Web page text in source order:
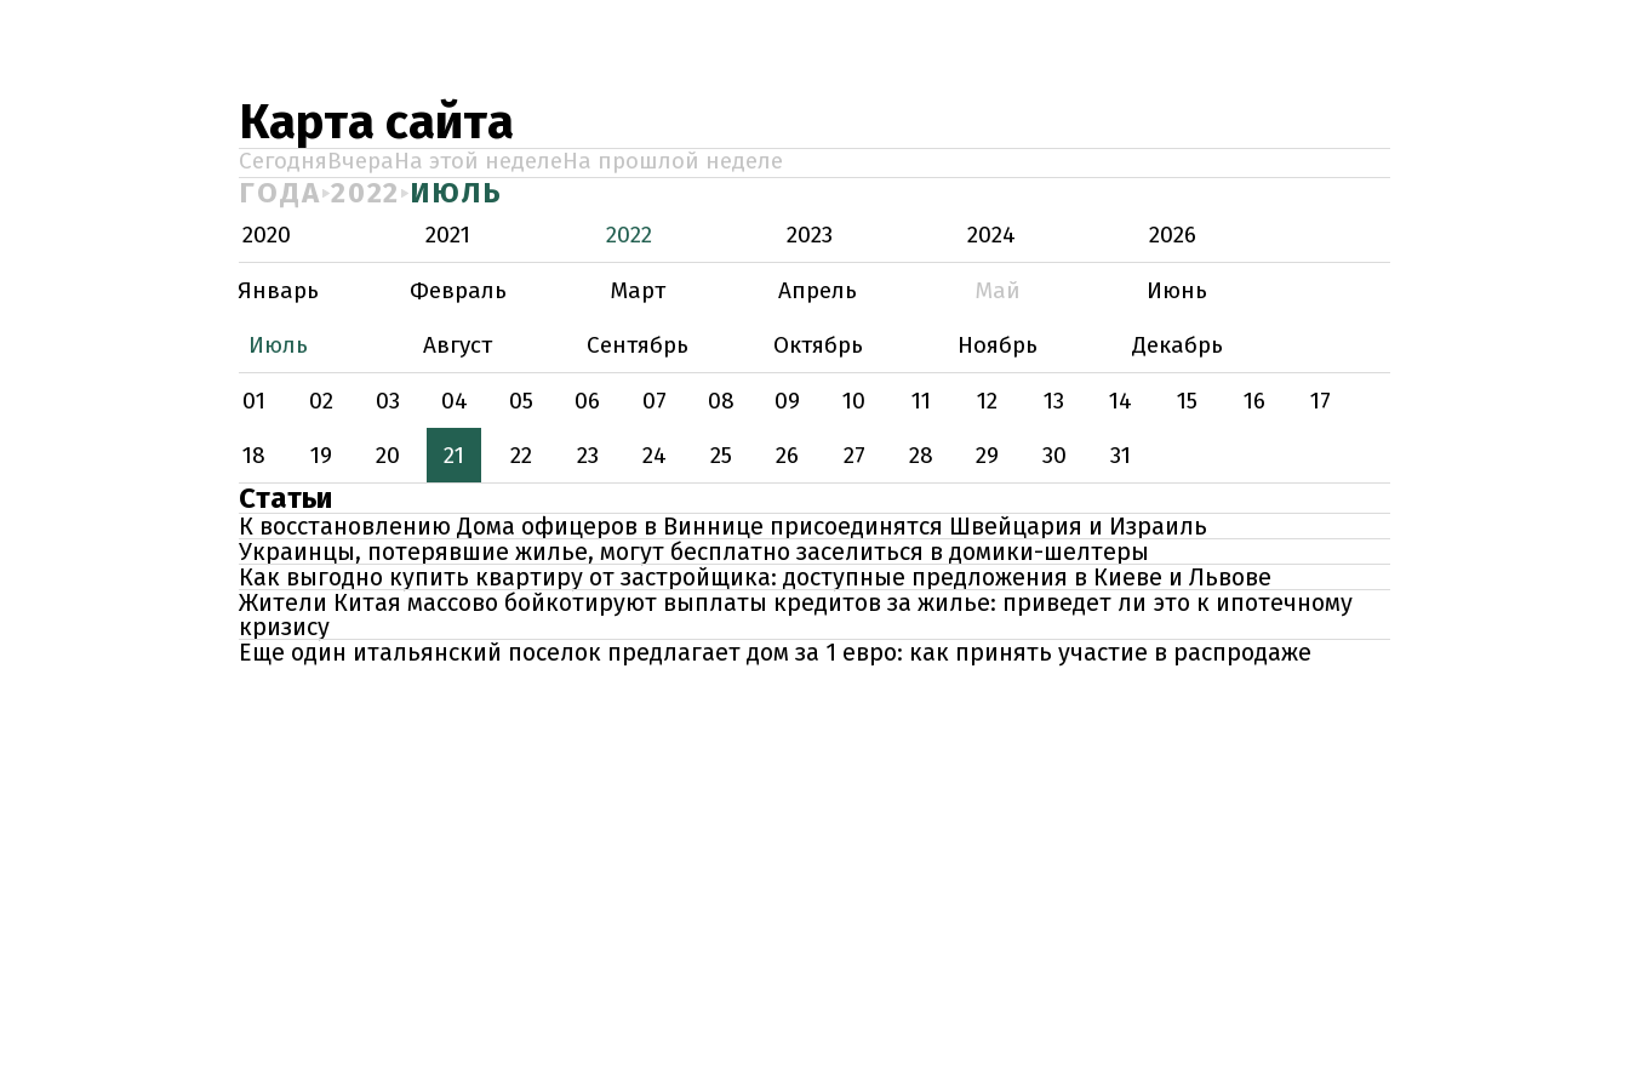
Карта сайта
СегодняВчераНа этой неделеНа прошлой неделе
ГОДА 2022 ИЮЛЬ
2020 2021 2022 2023 2024
2026
Январь
Февраль Март Апрель Май
Июнь
Июль
Август Сентябрь Октябрь Ноябрь
Декабрь
01
02 03 04 05 06 07 08 09 10 11 12 13 14 15 16
17
18
19 20 21 22 23 24 25 26 27 28 29 30 31
Статьи
К восстановлению Дома офицеров в Виннице присоединятся Швейцария и Израиль
Украинцы, потерявшие жилье, могут бесплатно заселиться в домики-шелтеры
Как выгодно купить квартиру от застройщика: доступные предложения в Киеве и Львове
Жители Китая массово бойкотируют выплаты кредитов за жилье: приведет ли это к ипотечному
кризису
Еще один итальянский поселок предлагает дом за 1 евро: как принять участие в распродаже